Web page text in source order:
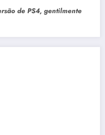
de PS4, gentilmente